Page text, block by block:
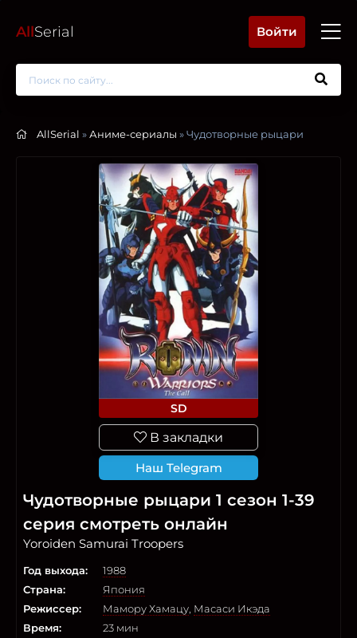
AllSerial Войти
AllSerial »Аниме-сериалы » Чудотворные рыцари
SD
В закладки
Наш Telegram
Чудотворные рыцари 1 сезон 1-39
серия смотреть онлайн
Yoroiden Samurai Troopers
Год выхода:
1988
Страна:
Япония
Режиссер:
Мамору Хамацу Масаси Икэда
Время:
23 мин